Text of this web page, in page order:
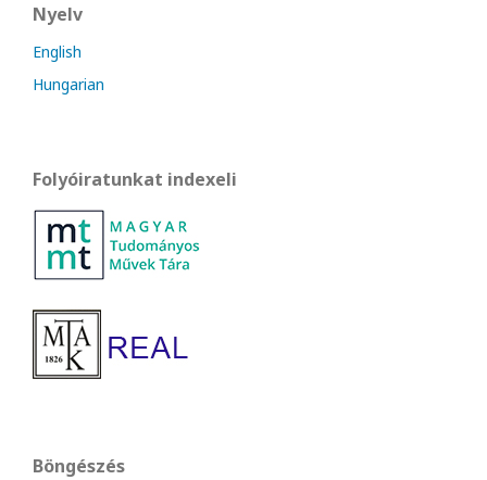
Nyelv
English
Hungarian
Folyóiratunkat indexeli
Böngészés